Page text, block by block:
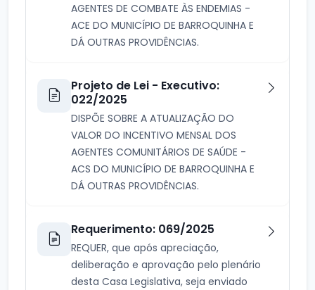
AGENTES DE COMBATE ÀS ENDEMIAS -
ACE DO MUNICÍPIO DE BARROQUINHA E
DÁ OUTRAS PROVIDÊNCIAS.
Projeto de Lei - Executivo:
022/2025
DISPÕE SOBRE A ATUALIZAÇÃO DO
VALOR DO INCENTIVO MENSAL DOS
AGENTES COMUNITÁRIOS DE SAÚDE -
ACS DO MUNICÍPIO DE BARROQUINHA E
DÁ OUTRAS PROVIDÊNCIAS.
Requerimento: 069/2025
REQUER, que após apreciação,
deliberação e aprovação pelo plenário
desta Casa Legislativa, seja enviado